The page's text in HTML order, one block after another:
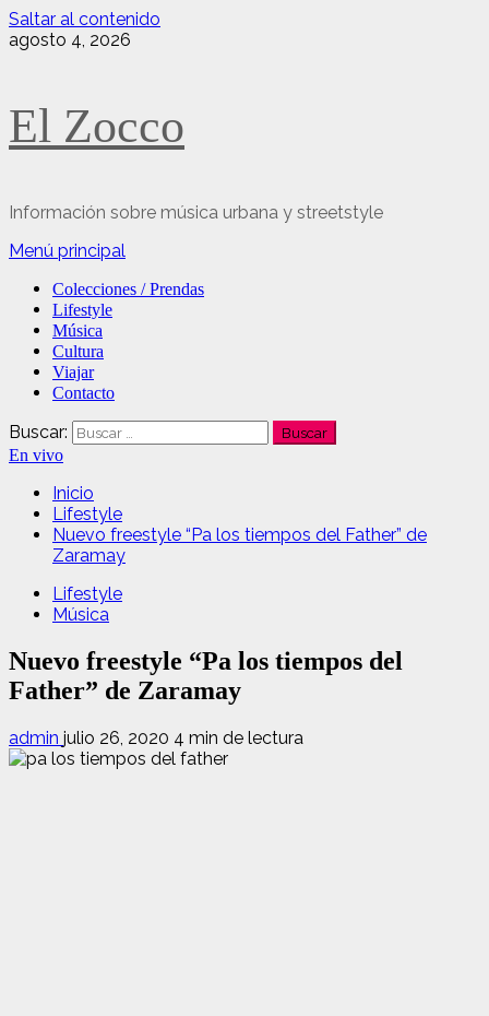
Saltar al contenido
agosto 4, 2026
El Zocco
Información sobre música urbana y streetstyle
Menú principal
Colecciones / Prendas
Lifestyle
Música
Cultura
Viajar
Contacto
Buscar:
En vivo
Inicio
Lifestyle
Nuevo freestyle “Pa los tiempos del Father” de
Zaramay
Lifestyle
Música
Nuevo freestyle “Pa los tiempos del
Father” de Zaramay
admin julio 26, 2020 4 min de lectura